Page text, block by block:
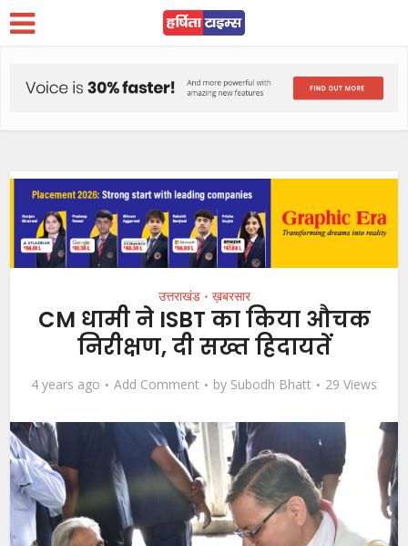
उत्तराखंड • ख़बरसार
CM धामी ने ISBT का किया औचक
निरीक्षण, दी सख्त हिदायतें
4 years ago Add Comment by Subodh Bhatt 29 Views